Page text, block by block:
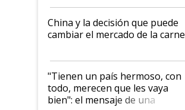
China y la decisión que puede
cambiar el mercado de la carne
"Tienen un país hermoso, con
todo, merecen que les vaya
bien": el mensaje de una